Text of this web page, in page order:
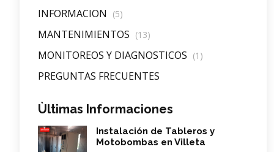
INFORMACION (5)
MANTENIMIENTOS (13)
MONITOREOS Y DIAGNOSTICOS (1)
PREGUNTAS FRECUENTES
Ùltimas Informaciones
Instalación de Tableros y
Motobombas en Villeta